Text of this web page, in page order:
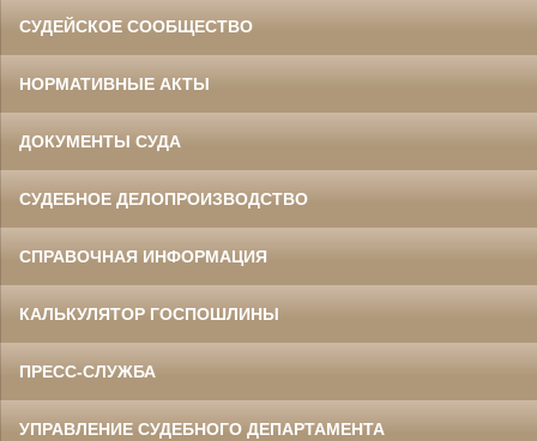
СУДЕЙСКОЕ СООБЩЕСТВО
НОРМАТИВНЫЕ АКТЫ
ДОКУМЕНТЫ СУДА
СУДЕБНОЕ ДЕЛОПРОИЗВОДСТВО
СПРАВОЧНАЯ ИНФОРМАЦИЯ
КАЛЬКУЛЯТОР ГОСПОШЛИНЫ
ПРЕСС-СЛУЖБА
УПРАВЛЕНИЕ СУДЕБНОГО ДЕПАРТАМЕНТА